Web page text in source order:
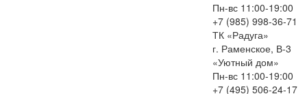
Пн-вс 11:00-19:00
+7 (985) 998-36-71
ТК «Радуга»
г. Раменское, В-3
«Уютный дом»
Пн-вс 11:00-19:00
+7 (495) 506-24-17